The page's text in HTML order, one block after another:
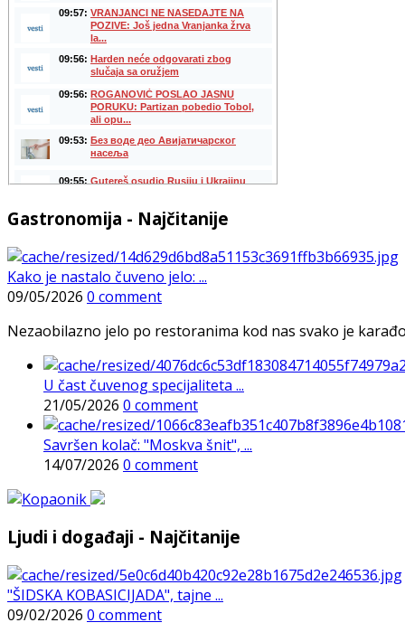
Gastronomija - Najčitanije
Kako je nastalo čuveno jelo: ...
09/05/2026 0 comment
Nezaobilazno jelo po restoranima kod nas svako je
U čast čuvenog specijaliteta ...
21/05/2026 0 comment
Savršen kolač: "Moskva šnit", ...
14/07/2026 0 comment
Ljudi i događaji - Najčitanije
"ŠIDSKA KOBASICIJADA", tajne ...
09/02/2026 0 comment